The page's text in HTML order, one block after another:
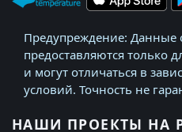
Предупреждение: Данные
предоставляются только
и могут отличаться в
условий. Точность не
НАШИ ПРОЕКТЫ НА